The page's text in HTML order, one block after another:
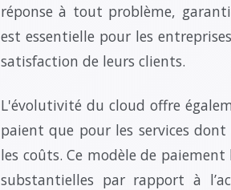
réponse à tout problème,
est essentielle pour les
satisfaction de leurs clients.
L'évolutivité du cloud offre
paient que pour les services
les coûts. Ce modèle de
substantielles par rapport à